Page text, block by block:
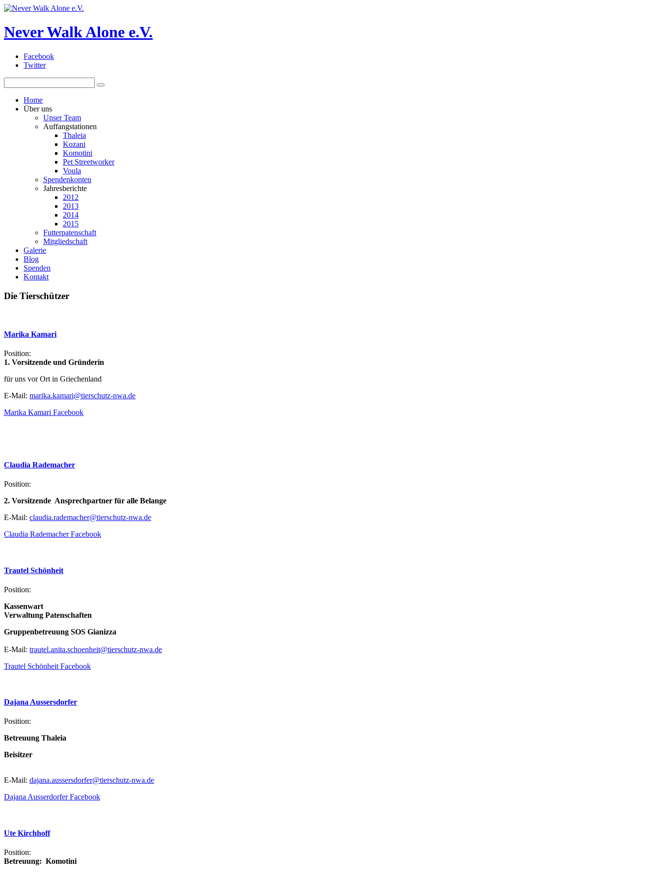
Never Walk Alone e.V.
Facebook
Twitter
Home
Über uns
Unser Team
Auffangstationen
Thaleia
Kozani
Komotini
Pet Streetworker
Voula
Spendenkonten
Jahresberichte
2012
2013
2014
2015
Futterpatenschaft
Mitgliedschaft
Galerie
Blog
Spenden
Kontakt
Die Tierschützer
Marika Kamari
Position:
1. Vorsitzende und Gründerin
für uns vor Ort in Griechenland
E-Mail: marika.kamari@tierschutz-nwa.de
Marika Kamari Facebook
Claudia Rademacher
Position:
2. Vorsitzende Ansprechpartner für alle Belange
E-Mail: claudia.rademacher@tierschutz-nwa.de
Claudia Rademacher Facebook
Trautel Schönheit
Position:
Kassenwart
Verwaltung Patenschaften
Gruppenbetreuung SOS Gianizza
E-Mail: trautel.anita.schoenheit@tierschutz-nwa.de
Trautel Schönheit Facebook
Dajana Aussersdorfer
Position:
Betreuung Thaleia
Beisitzer
E-Mail: dajana.aussersdorfer@tierschutz-nwa.de
Dajana Ausserdorfer Facebook
Ute Kirchhoff
Position:
Betreuung: Komotini